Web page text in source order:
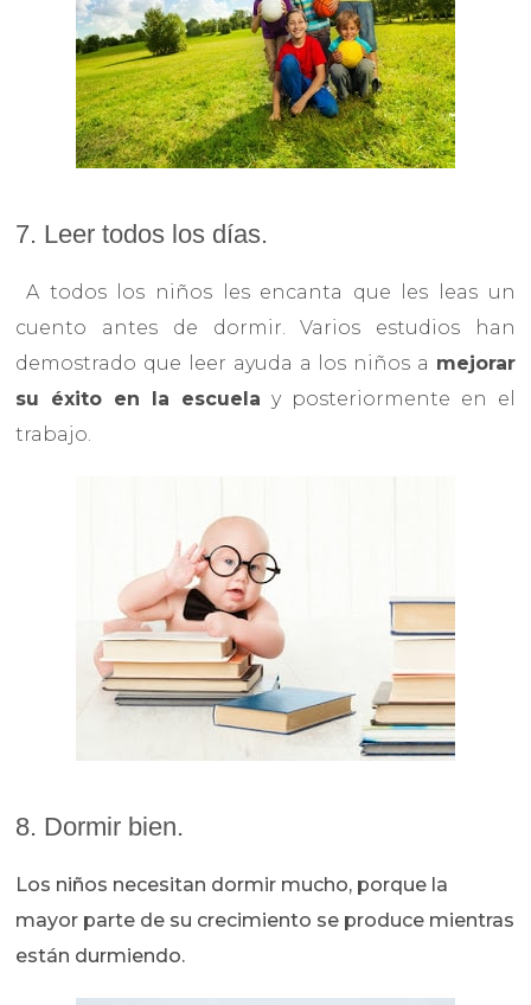
7. Leer todos los días.
A todos los niños les encanta que les leas un
cuento antes de dormir. Varios estudios han
demostrado que leer ayuda a los niños a mejorar
su éxito en la escuela y posteriormente en el
trabajo.
8. Dormir bien.
Los niños necesitan dormir mucho, porque la
mayor parte de su crecimiento se produce mientras
están durmiendo.